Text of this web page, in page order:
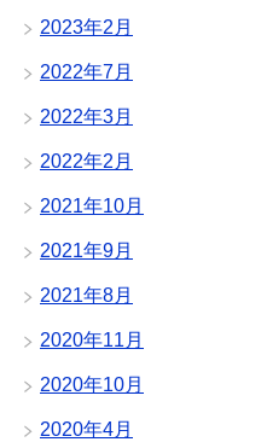
2023年2月
2022年7月
2022年3月
2022年2月
2021年10月
2021年9月
2021年8月
2020年11月
2020年10月
2020年4月